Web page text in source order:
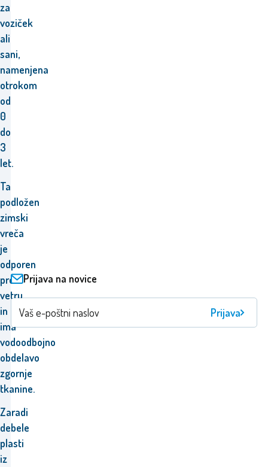
za
voziček
ali
sani,
namenjena
otrokom
od
0
do
3
let.
Ta
podložen
zimski
vreča
je
odporen
proti
vetru
in
ima
vodoodbojno
obdelavo
zgornje
tkanine.
Zaradi
debele
plasti
iz
Prijava na novice
Prijava